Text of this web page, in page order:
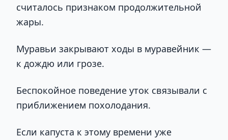
считалось признаком продолжительной
жары.
Муравьи закрывают ходы в муравейник —
к дождю или грозе.
Беспокойное поведение уток связывали с
приближением похолодания.
Если капуста к этому времени уже